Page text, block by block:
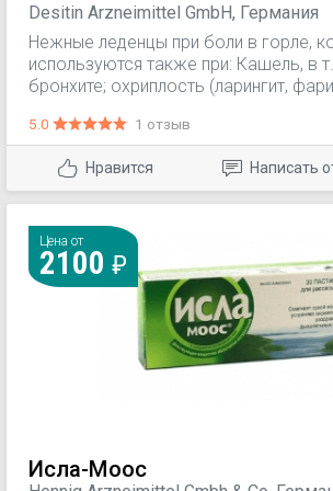
Desitin Arzneimittel GmbH, Германия
Нежные леденцы при боли в горле,
используются также при: Кашель, в
бронхите; охриплость (ларингит,
средства). Повышенная нагрузка на
связки (у певцов, учителей,
слизистых оболочек при сухом
комнат или недостаточно
также при ограниченном носовом
время спортивных занятий.
5.0 1 отзыв
Нравится Написать
Цена от
2100
Исла-Моос